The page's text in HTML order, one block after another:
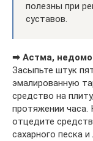
полезны при
суставов.
➡ Астма,
Засыпьте штук
эмалированную
средство на
протяжении часа.
отцедите
сахарного песка